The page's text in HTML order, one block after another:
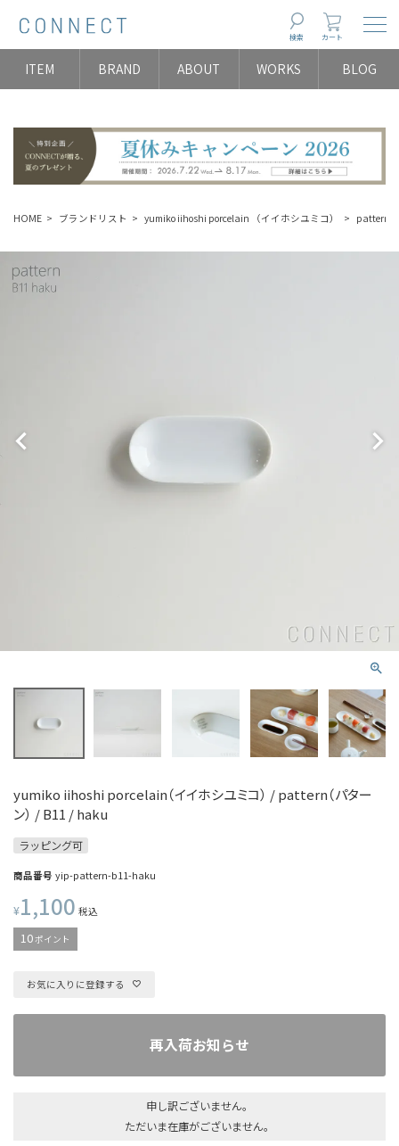
検索 カート
ITEM BRAND ABOUT WORKS BLOG
HOME ブランドリスト yumiko iihoshi porcelain （イイホシユミコ） pattern
yumiko iihoshi porcelain（イイホシユミコ） / pattern（パター
ン） / B11 / haku
ラッピング可
商品番号 yip-pattern-b11-haku
¥1,100 税込
10ポイント
お気に入りに登録する
再入荷お知らせ
申し訳ございません。
ただいま在庫がございません。